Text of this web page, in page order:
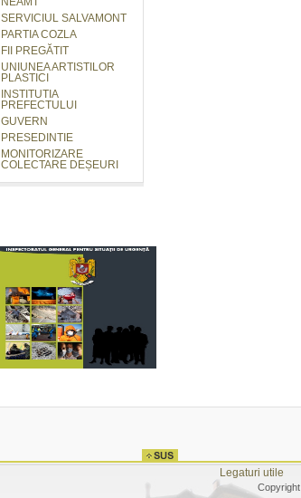
SERVICIUL SALVAMONT
PARTIA COZLA
FII PREGĂTIT
UNIUNEA ARTISTILOR
PLASTICI
INSTITUTIA
PREFECTULUI
GUVERN
PRESEDINTIE
MONITORIZARE
COLECTARE DEȘEURI
Legaturi utile